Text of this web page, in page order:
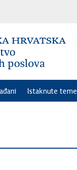
Istaknute teme